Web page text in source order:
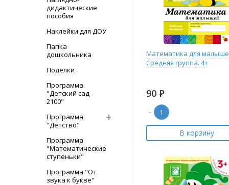
дидактические
пособия
Наклейки для ДОУ
Папка
дошкольника
Поделки
Программа
"Детский сад -
2100"
Программа
"Детство"
Программа
"Математические
ступеньки"
Программа "От
звука к букве"
Математика для
Средняя группа. 4+
90 Р
-
В корзину